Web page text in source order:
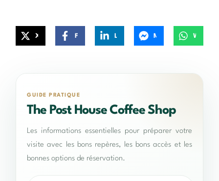
GUIDE PRATIQUE
The Post House Coffee Shop
Les informations essentielles pour préparer votre
visite avec les bons repères, les bons accès et les
bonnes options de réservation.